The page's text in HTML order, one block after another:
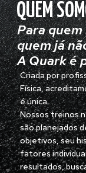
QUEM
Para
quem já
A Quark é
Criada por
Física,
é única.
Nossos treinos
são planejados
objetivos, seu
fatores
resultados,